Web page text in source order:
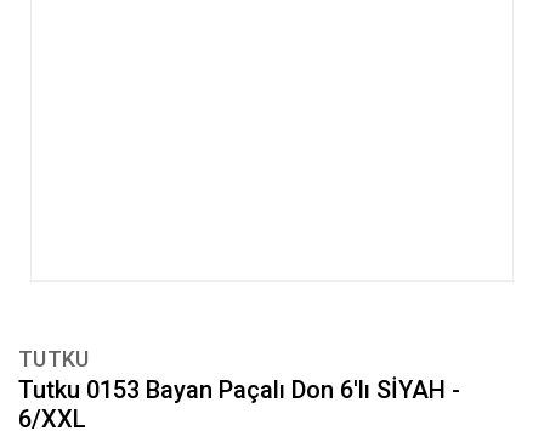
TUTKU
Tutku 0153 Bayan Paçalı Don 6'lı SİYAH -
6/XXL